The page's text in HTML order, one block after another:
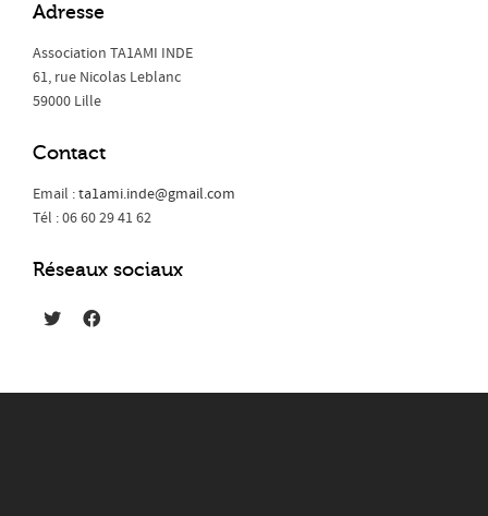
Adresse
Association TA1AMI INDE
61, rue Nicolas Leblanc
59000 Lille
Contact
Email :ta1ami.inde@gmail.com
Tél : 06 60 29 41 62
Réseaux sociaux